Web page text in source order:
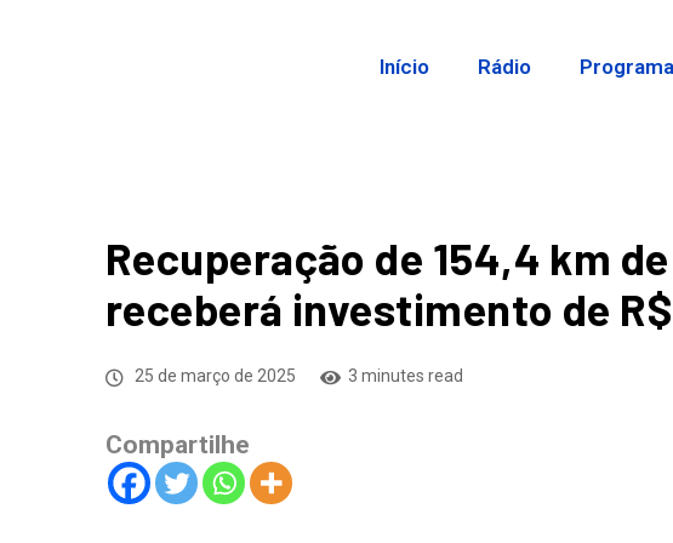
Início Rádio
Recuperação de 154,4 km
receberá investimento de
25 de março de 2025 3 minutes read
Compartilhe